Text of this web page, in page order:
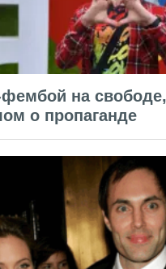
на
о пропаганде